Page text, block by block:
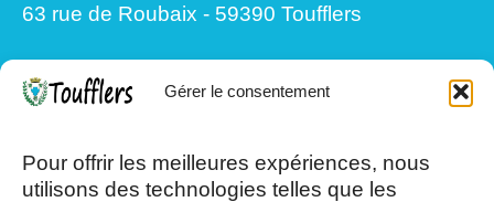
Gérer le consentement
Pour offrir les meilleures expériences, nous
utilisons des technologies telles que les
63 rue de Roubaix - 59390 Toufflers
13h30/17h15